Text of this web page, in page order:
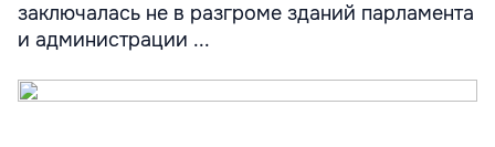
заключалась не в разгроме зданий парламента
и администрации ...